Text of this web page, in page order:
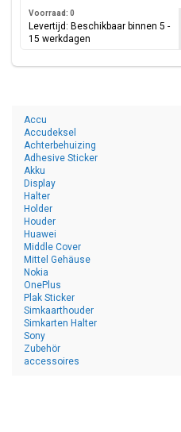
Voorraad: 0
Levertijd: Beschikbaar binnen 5 -
15 werkdagen
Accu
Accudeksel
Achterbehuizing
Adhesive Sticker
Akku
Display
Halter
Holder
Houder
Huawei
Middle Cover
Mittel Gehäuse
Nokia
OnePlus
Plak Sticker
Simkaarthouder
Simkarten Halter
Sony
Zubehör
accessoires